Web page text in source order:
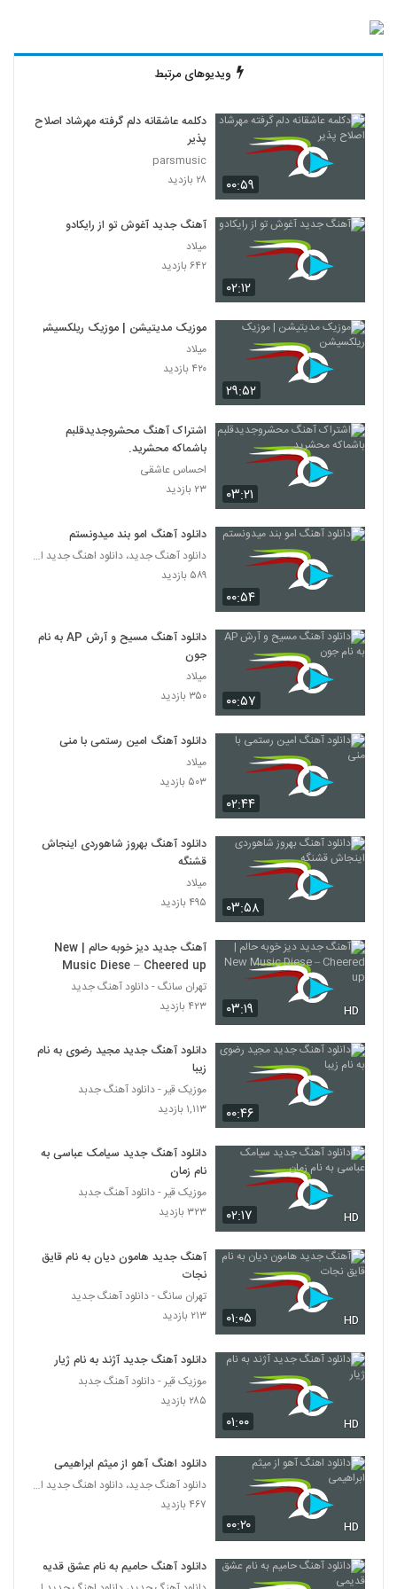
ویدیوهای مرتبط
۰۰:۵۹
دکلمه عاشقانه دلم گرفته مهرشاد اصلاح
پذیر
parsmusic
۲۸ بازدید
۰۲:۱۲
آهنگ جدید آغوش تو از رایکادو
میلاد
۶۴۲ بازدید
۲۹:۵۲
موزیک مدیتیشن | موزیک ریلکسیشن
میلاد
۴۲۰ بازدید
۰۳:۲۱
اشتراک آهنگ محشروجدیدقلبم
باشماکه محشرید.
احساس عاشقی
۲۳ بازدید
۰۰:۵۴
دانلود آهنگ امو بند میدونستم
دانلود آهنگ جدید، دانلود اهنگ جدید ایرانی
۵۸۹ بازدید
۰۰:۵۷
دانلود آهنگ مسیح و آرش AP به نام
جون
میلاد
۳۵۰ بازدید
۰۲:۴۴
دانلود آهنگ امین رستمی با منی
میلاد
۵۰۳ بازدید
۰۳:۵۸
دانلود آهنگ بهروز شاهوردی اینجاش
قشنگه
میلاد
۴۹۵ بازدید
۰۳:۱۹ HD
آهنگ جدید دیز خوبه حالم | New
Music Diese – Cheered up
تهران سانگ - دانلود آهنگ جدید
۴۲۳ بازدید
۰۰:۴۶
دانلود آهنگ جدید مجید رضوی به نام
زیبا
موزیک قیر - دانلود آهنگ جدبد
۱,۱۱۳ بازدید
۰۲:۱۷ HD
دانلود آهنگ جدید سیامک عباسی به
نام زمان
موزیک قیر - دانلود آهنگ جدبد
۳۲۳ بازدید
۰۱:۰۵ HD
آهنگ جدید هامون دیان به نام قایق
نجات
تهران سانگ - دانلود آهنگ جدید
۲۱۳ بازدید
۰۱:۰۰ HD
دانلود آهنگ جدید آژند به نام ژیار
موزیک قیر - دانلود آهنگ جدبد
۲۸۵ بازدید
۰۰:۲۰ HD
دانلود اهنگ آهو از میثم ابراهیمی
دانلود آهنگ جدید، دانلود اهنگ جدید ایرانی
۴۶۷ بازدید
دانلود آهنگ حامیم به نام عشق قدیمی